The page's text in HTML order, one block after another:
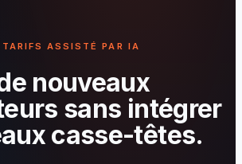
ASSISTÉ PAR IA
nouveaux
sans intégrer
casse-têtes.